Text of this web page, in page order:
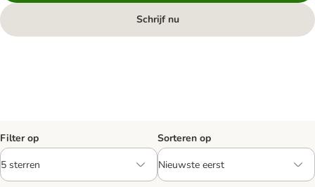
Schrijf nu
Filter op Sorteren op